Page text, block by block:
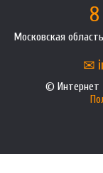
Московская
Интернет